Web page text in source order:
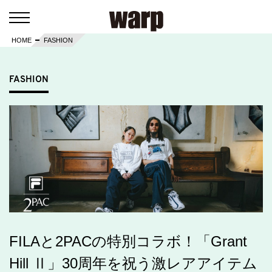
HOME FASHION
FASHION
FILAと2PACの特別コラボ！「Grant
Hill Ⅱ」30周年を祝う激レアアイテム